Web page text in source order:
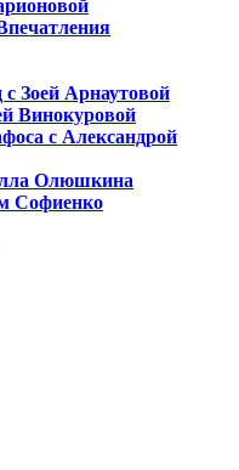
Зоей Арнаутовой
Винокуровой
с Александрой
Олюшкина
Софиенко